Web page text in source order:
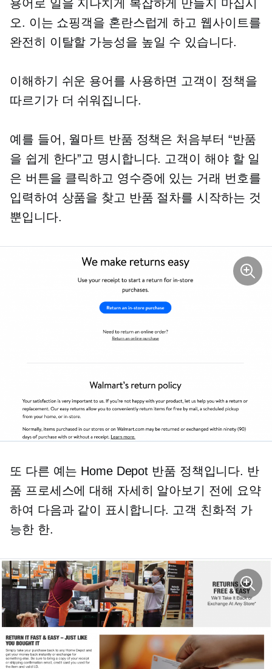
용어로 일을 지나치게 복잡하게 만들지 마십시
오. 이는 쇼핑객을 혼란스럽게 하고 웹사이트를
완전히 이탈할 가능성을 높일 수 있습니다.
이해하기 쉬운 용어를 사용하면 고객이 정책을
따르기가 더 쉬워집니다.
예를 들어, 월마트 반품 정책은 처음부터 “반품
을 쉽게 한다”고 명시합니다. 고객이 해야 할 일
은 버튼을 클릭하고 영수증에 있는 거래 번호를
입력하여 상품을 찾고 반품 절차를 시작하는 것
뿐입니다.
또 다른 예는 Home Depot 반품 정책입니다. 반
품 프로세스에 대해 자세히 알아보기 전에 요약
하여 다음과 같이 표시합니다. 고객 친화적 가
능한 한.